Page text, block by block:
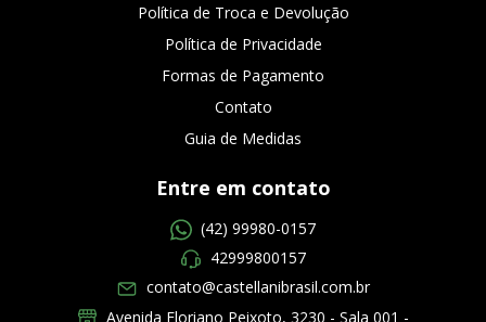
Política de Troca e Devolução
Política de Privacidade
Formas de Pagamento
Contato
Guia de Medidas
Entre em contato
(42) 99980-0157
42999800157
contato@castellanibrasil.com.br
Avenida Floriano Peixoto, 3230 - Sala 001 -